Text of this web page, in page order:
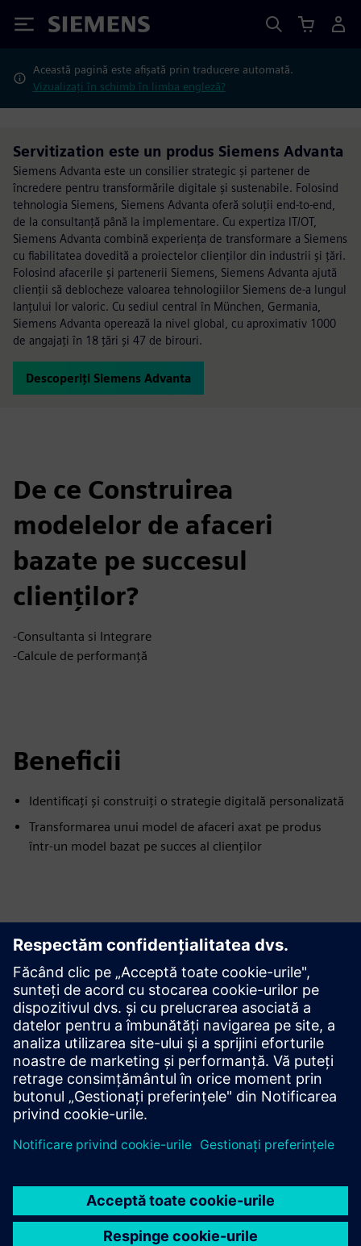
Siemens
Această pagină este afișată prin traducere automată.
Vizualizați în schimb în limba engleză?
Servitization este un produs Siemens Advanta
Siemens Advanta este un consilier strategic și partener de
încredere pentru transformările digitale și sustenabile. Folosind
tehnologia Siemens, Siemens Advanta oferă soluții end-to-end,
de la consultanță până la implementare. Cu expertiza IT/OT,
Siemens Advanta combină experiența de transformare a Siemens
cu fiabilitatea dovedită a proiectelor clienților din industrii și țări.
Folosind afacerile și partenerii Siemens, Siemens Advanta ajută
clienții să deblocheze valoarea tehnologiilor Siemens de-a lungul
lanțului lor valoric. Cu sediul central în München, Germania,
Siemens Advanta operează la nivel global, cu aproximativ 1000
de angajați în 18 țări și 47 de birouri.
Descoperiți Siemens Advanta
De ce Construirea
modelelor de afaceri
bazate pe succesul
clienților?
-Consultanta si Integrare
-Calcule de performanță
Beneficii
Identificați și construiți o strategie digitală personalizată
Transformarea unui model de afaceri axat pe produs
într-un model bazat pe succes al clienților
Explorați resursele și
produsele conexe
Condiții preliminare
niciunul